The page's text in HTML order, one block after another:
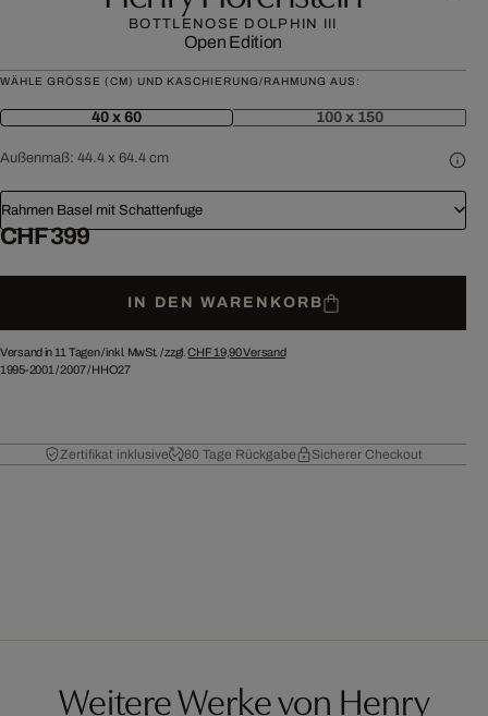
BOTTLENOSE DOLPHIN III
Open Edition
WÄHLE GRÖSSE (CM) UND KASCHIERUNG/RAHMUNG AUS:
40 x 60 100 x 150
Außenmaß: 44.4 x 64.4 cm
Rahmen Basel mit Schattenfuge
CHF 399
IN DEN WARENKORB
Versand in 11 Tagen /inkl. MwSt. / zzgl.CHF 19,90Versand
1995-2001 /2007/HHO27
Zertifikat inklusive 60 Tage Rückgabe Sicherer Checkout
Weitere Werke von Henry